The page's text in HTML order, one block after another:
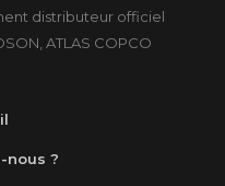
distributeur officiel
ATLAS COPCO
nous ?